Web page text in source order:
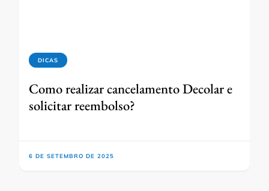
DICAS
Como realizar cancelamento Decolar e
solicitar reembolso?
6 DE SETEMBRO DE 2025